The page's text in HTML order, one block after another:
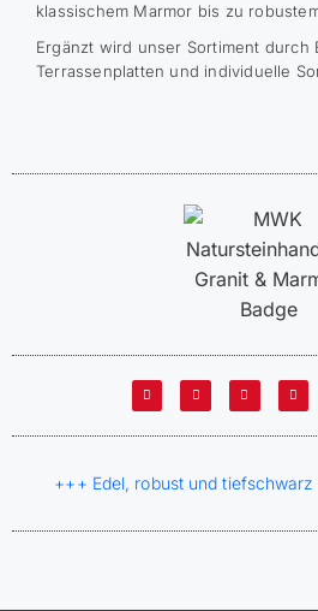
klassischem Marmor bis zu
Ergänzt wird unser Sortiment durch
Terrassenplatten und individuelle
+++ Edel, robust und